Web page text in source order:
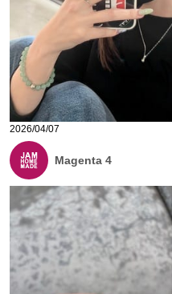
2026/04/07
Magenta 4